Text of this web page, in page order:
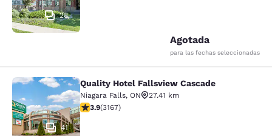
28
Agotada
para las fechas seleccionadas
Quality Hotel Fallsview Cascade
41
Quality Hotel Fallsview Cascade
Niagara Falls, ON
27.41 km
Calificación de 3.9 estrellas. Bueno. 3167 reseñas
3.9(3167)